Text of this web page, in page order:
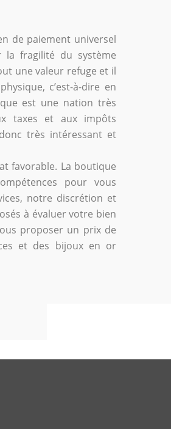
de paiement universel
la fragilité du système
une valeur refuge et il
c’est-à-dire en
est une nation très
taxes et aux impôts
très intéressant et
favorable. La boutique
pour vous
notre discrétion et
à évaluer votre bien
proposer un prix de
et des bijoux en or